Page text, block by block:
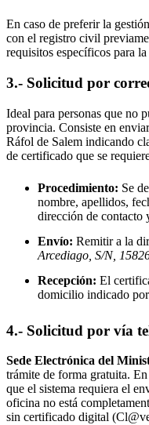
En caso de preferir la
con el registro civil
requisitos específicos para
3.- Solicitud por
Ideal para personas que no
provincia. Consiste en
Ráfol de Salem indicando
de certificado que se
Procedimiento: Se
nombre, apellidos,
dirección de contacto
Envío: Remitir a la
Arcediago, S/N,
Recepción: El
domicilio indicado
4.- Solicitud por vía
Sede Electrónica del
trámite de forma gratuita.
que el sistema requiera el
oficina no está
sin certificado digital